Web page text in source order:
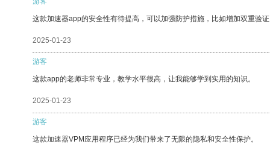
这款加速器app的安全性有待提高，可以加强防护措施，比如增加双重验
2025-01-23
游客
这款app的老师非常专业，教学水平很高，让我能够学到实用的知识。
2025-01-23
游客
这款加速器VPM应用程序已经为我们带来了无限的隐私和安全性保护。